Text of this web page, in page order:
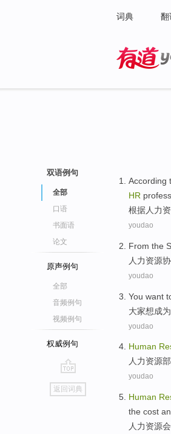
词典 翻
双语例句
全部
口语
书面语
论文
原声例句
全部
音频例句
视频例句
权威例句
go
top
返回词典
According
HR
根据人力
youdao
From the
人力资源
youdao
You want
大家想成为
youdao
Human
人力资源
youdao
Human
the cost
人力资源